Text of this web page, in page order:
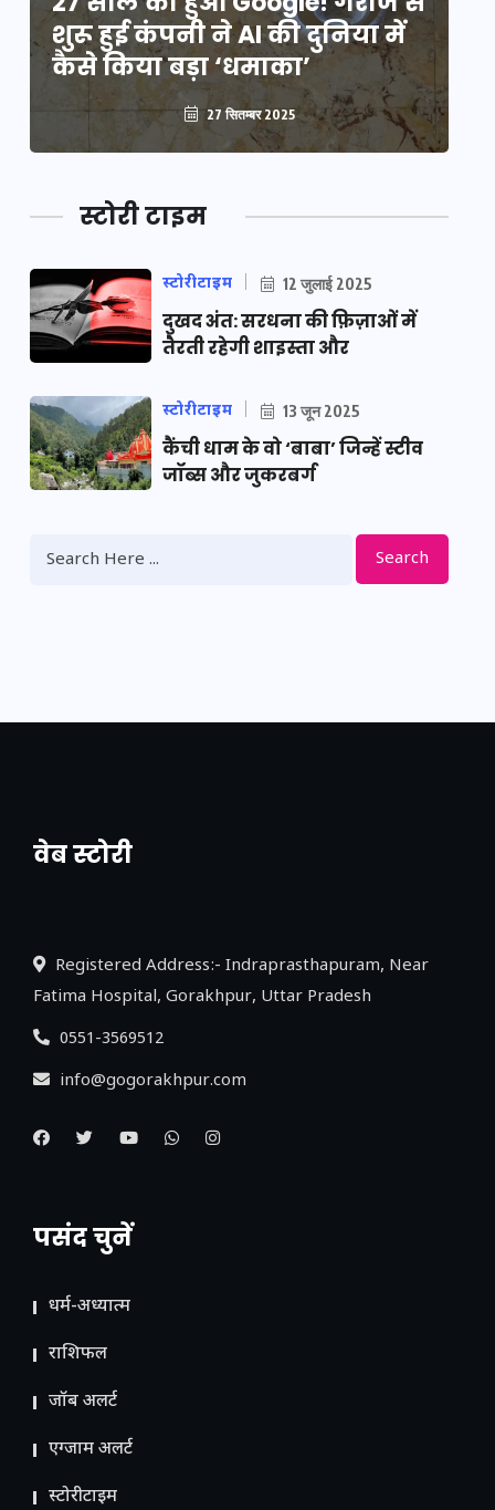
शुरू हुई कंपनी ने AI की दुनिया में
कैसे किया बड़ा ‘धमाका’
27 सितम्बर 2025
स्टोरी टाइम
स्टोरीटाइम 12 जुलाई 2025
दुखद अंत: सरधना की फ़िज़ाओं में
तैरती रहेगी शाइस्ता और
स्टोरीटाइम 13 जून 2025
कैंची धाम के वो ‘बाबा’ जिन्हें स्टीव
जॉब्स और जुकरबर्ग
Search
वेब स्टोरी
नया एक्सप्रेसवे: पूर्वांचल का लक, डेवलपमेंट का
Registered Address:- Indraprasthapuram, Near
Fatima Hospital, Gorakhpur, Uttar Pradesh
0551-3569512
info@gogorakhpur.com
पसंद चुनें
धर्म-अध्यात्म
राशिफल
जॉब अलर्ट
एग्जाम अलर्ट
स्टोरीटाइम